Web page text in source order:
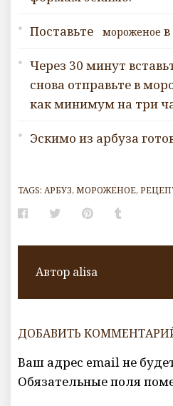
Поставьте мороженое
Через 30 минут
снова отправьте в
как минимум на три
Эскимо из арбуза
TAGS: АРБУЗ, МОРОЖЕНОЕ,
FacebookTwitterPinterest
Автор alisa
ДОБАВИТЬ
Ваш адрес email не
Обязательные поля